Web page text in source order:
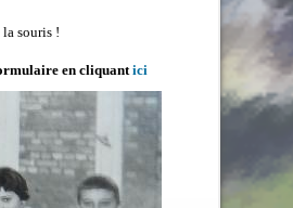
la souris !
en cliquantici